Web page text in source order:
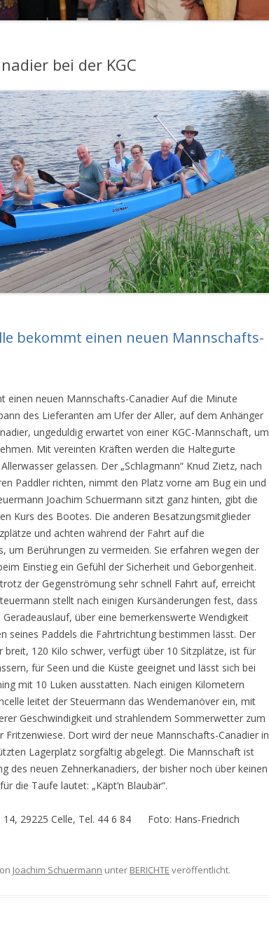
bei der KGC
bekommt einen neuen Mannschafts-
einen neuen Mannschafts-Canadier Auf die Minute
des Lieferanten am Ufer der Aller, auf dem Anhänger
ungeduldig erwartet von einer KGC-Mannschaft, um
Mit vereinten Kräften werden die Haltegurte
gelassen. Der „Schlagmann“ Knud Zietz, nach
Paddler richten, nimmt den Platz vorne am Bug ein und
Joachim Schuermann sitzt ganz hinten, gibt die
Kurs des Bootes. Die anderen Besatzungsmitglieder
und achten während der Fahrt auf die
um Berührungen zu vermeiden. Sie erfahren wegen der
Einstieg ein Gefühl der Sicherheit und Geborgenheit.
der Gegenströmung sehr schnell Fahrt auf, erreicht
stellt nach einigen Kursänderungen fest, dass
über eine bemerkenswerte Wendigkeit
seines Paddels die Fahrtrichtung bestimmen lässt. Der
120 Kilo schwer, verfügt über 10 Sitzplätze, ist für
für Seen und die Küste geeignet und lässt sich bei
mit 10 Luken ausstatten. Nach einigen Kilometern
leitet der Steuermann das Wendemanöver ein, mit
Geschwindigkeit und strahlendem Sommerwetter zum
Dort wird der neue Mannschafts-Canadier in
Lagerplatz sorgfältig abgelegt. Die Mannschaft ist
des neuen Zehnerkanadiers, der bisher noch über keinen
die Taufe lautet: „Käpt’n Blaubär“.
29225 Celle, Tel. 44 6 84 Foto: Hans-Friedrich
Joachim Schuermann unter BERICHTE veröffentlicht.